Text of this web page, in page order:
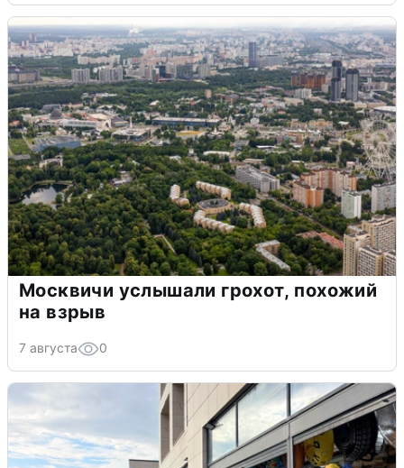
Москвичи услышали грохот, похожий
на взрыв
7 августа 0